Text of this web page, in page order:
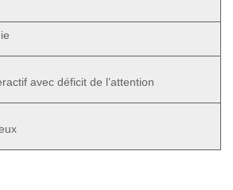
avec déficit de l’attention